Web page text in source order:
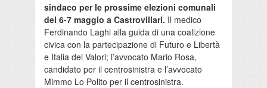
sindaco per le prossime elezioni comunali
del 6-7 maggio a Castrovillari. Il medico
Ferdinando Laghi alla guida di una coalizione
civica con la partecipazione di Futuro e Libertà
e Italia dei Valori; l’avvocato Mario Rosa,
candidato per il centrosinistra e l’avvocato
Mimmo Lo Polito per il centrosinistra.